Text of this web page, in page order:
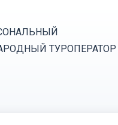
ТУРОПЕРАТОР